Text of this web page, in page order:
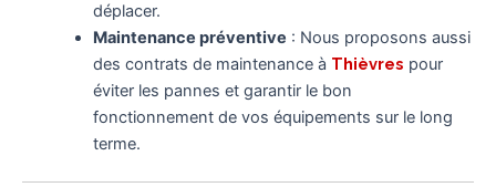
déplacer.
Maintenance préventive : Nous proposons aussi
des contrats de maintenance à Thièvres pour
éviter les pannes et garantir le bon
fonctionnement de vos équipements sur le long
terme.